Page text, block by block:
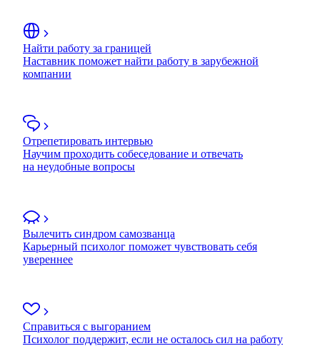
Найти работу за границей
Наставник поможет найти работу в зарубежной
компании
Отрепетировать интервью
Научим проходить собеседование и отвечать
на неудобные вопросы
Вылечить синдром самозванца
Карьерный психолог поможет чувствовать себя
увереннее
Справиться с выгоранием
Психолог поддержит, если не осталось сил на работу